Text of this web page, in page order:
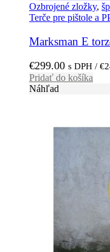
Ozbrojené zložky,
Terče pre pištole a
Marksman E
€299.00 s DPH / €
Pridať do košíka
Náhľad